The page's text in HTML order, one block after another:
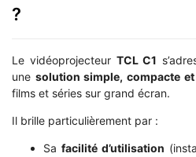
?
Le vidéoprojecteur TCL C1
une solution simple, compacte
films et séries sur grand écran.
Il brille particulièrement par :
Sa facilité d’utilisation